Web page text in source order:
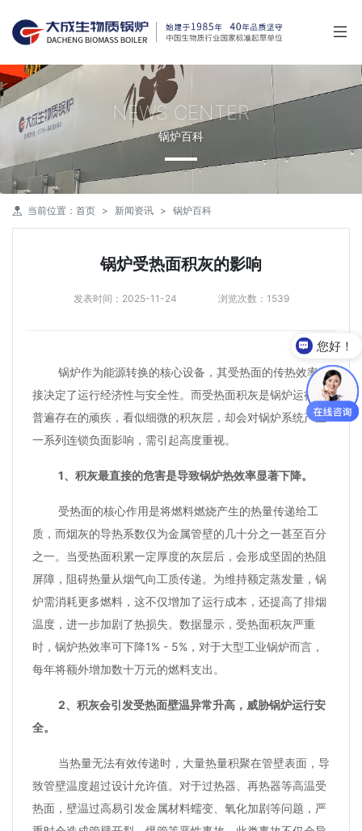
NEWS CENTER
锅炉百科
当前位置： 首页 新闻资讯 锅炉百科
锅炉受热面积灰的影响
发表时间：2025-11-24 浏览次数：1539
锅炉作为能源转换的核心设备，其受热面的传热效率直
接决定了运行经济性与安全性。而受热面积灰是锅炉运行中
普遍存在的顽疾，看似细微的积灰层，却会对锅炉系统产生
一系列连锁负面影响，需引起高度重视。
1、积灰最直接的危害是导致锅炉热效率显著下降。
受热面的核心作用是将燃料燃烧产生的热量传递给工
质，而烟灰的导热系数仅为金属管壁的几十分之一甚至百分
之一。当受热面积累一定厚度的灰层后，会形成坚固的热阻
屏障，阻碍热量从烟气向工质传递。为维持额定蒸发量，锅
炉需消耗更多燃料，这不仅增加了运行成本，还提高了排烟
温度，进一步加剧了热损失。数据显示，受热面积灰严重
时，锅炉热效率可下降1% - 5%，对于大型工业锅炉而言，
每年将额外增加数十万元的燃料支出。
2、积灰会引发受热面壁温异常升高，威胁锅炉运行安
全。
当热量无法有效传递时，大量热量积聚在管壁表面，导
致管壁温度超过设计允许值。对于过热器、再热器等高温受
热面，壁温过高易引发金属材料蠕变、氧化加剧等问题，严
有什么可以帮您？